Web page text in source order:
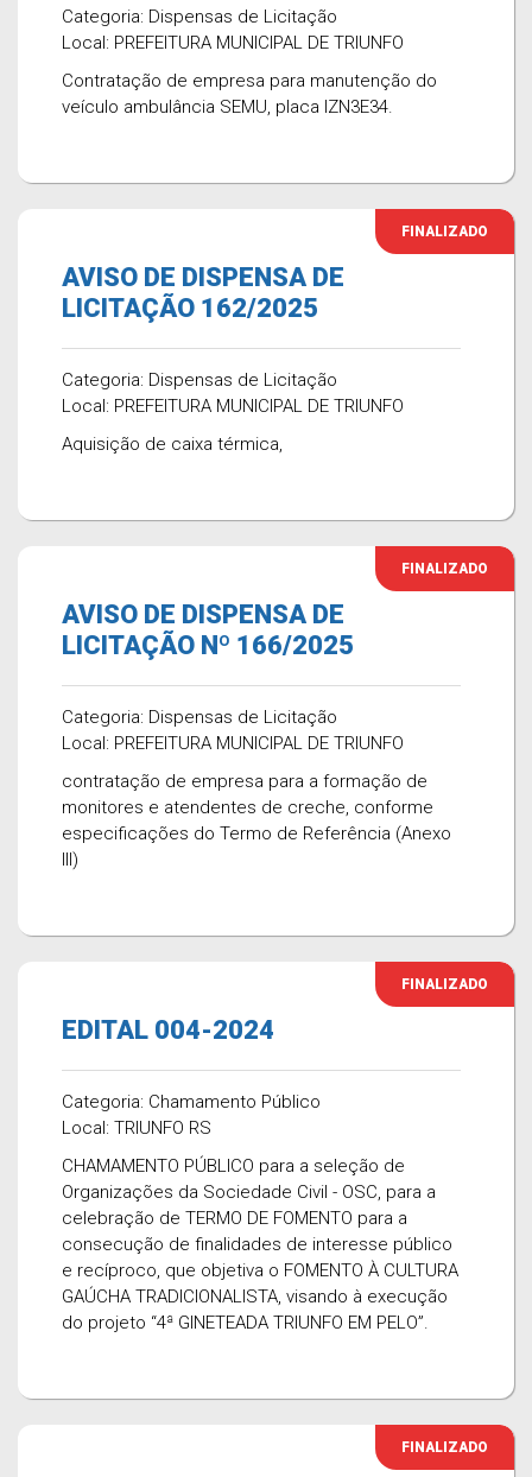
Categoria: Dispensas de Licitação
Local: PREFEITURA MUNICIPAL DE TRIUNFO
Contratação de empresa para manutenção do
veículo ambulância SEMU, placa IZN3E34.
FINALIZADO
AVISO DE DISPENSA DE
LICITAÇÃO 162/2025
Categoria: Dispensas de Licitação
Local: PREFEITURA MUNICIPAL DE TRIUNFO
Aquisição de caixa térmica,
FINALIZADO
AVISO DE DISPENSA DE
LICITAÇÃO Nº 166/2025
Categoria: Dispensas de Licitação
Local: PREFEITURA MUNICIPAL DE TRIUNFO
contratação de empresa para a formação de
monitores e atendentes de creche, conforme
especificações do Termo de Referência (Anexo
III)
FINALIZADO
EDITAL 004-2024
Categoria: Chamamento Público
Local: TRIUNFO RS
CHAMAMENTO PÚBLICO para a seleção de
Organizações da Sociedade Civil - OSC, para a
celebração de TERMO DE FOMENTO para a
consecução de finalidades de interesse público
e recíproco, que objetiva o FOMENTO À CULTURA
GAÚCHA TRADICIONALISTA, visando à execução
do projeto “4ª GINETEADA TRIUNFO EM PELO”.
FINALIZADO